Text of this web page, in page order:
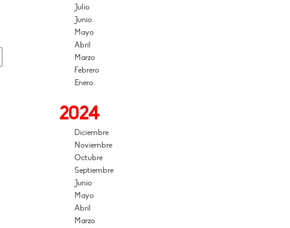
Julio
Junio
Mayo
Abril
Marzo
Febrero
Enero
2024
Diciembre
Noviembre
Octubre
Septiembre
Junio
Mayo
Abril
Marzo